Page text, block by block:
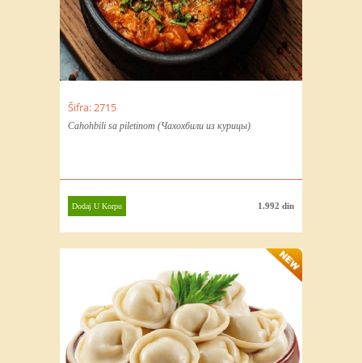
Šifra: 2715
Cahohbili sa piletinom (Чахохбили из курицы)
1.992 din
Dodaj U Korpu